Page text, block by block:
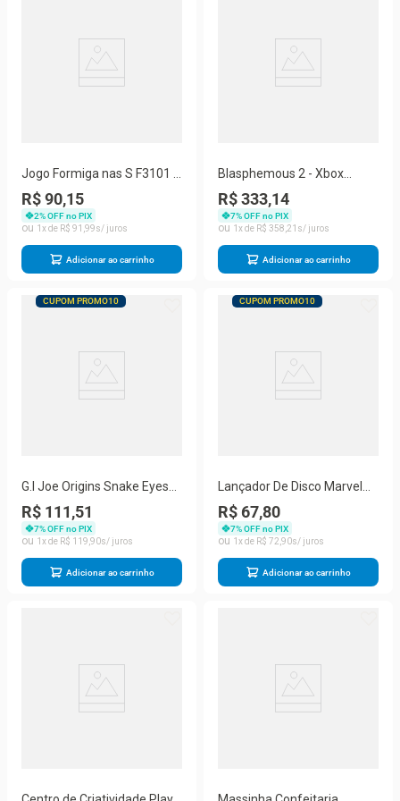
Jogo Formiga nas S F3101 -
Habilidade com Montagem
do Panda - Formigas
Coloridas - Hasbro
R$ 90,15
2% OFF no PIX
1
R$ 91 99
Adicionar ao carrinho
Blasphemous 2 - Xbox
Series X
R$ 333,14
7% OFF no PIX
1
R$ 358 21
Adicionar ao carrinho
CUPOM PROMO10
G.I Joe Origins Snake Eyes
Ninja Strike Sai - Hasbro
R$ 111,51
7% OFF no PIX
1
R$ 119 90
Adicionar ao carrinho
CUPOM PROMO10
Lançador De Disco Marvel
Homem De Ferro - Hasbro
F5076
R$ 67,80
7% OFF no PIX
1
R$ 72 90
Adicionar ao carrinho